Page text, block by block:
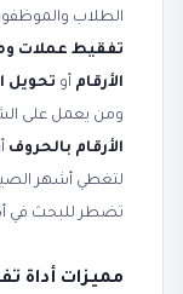
الطلاب
تفقيط عملات
الأرقام أو تحويل
ومن يعمل على
الأرقام بالحروف
لتغطي أشهر
تضطر للبحث في
مميزات أداة